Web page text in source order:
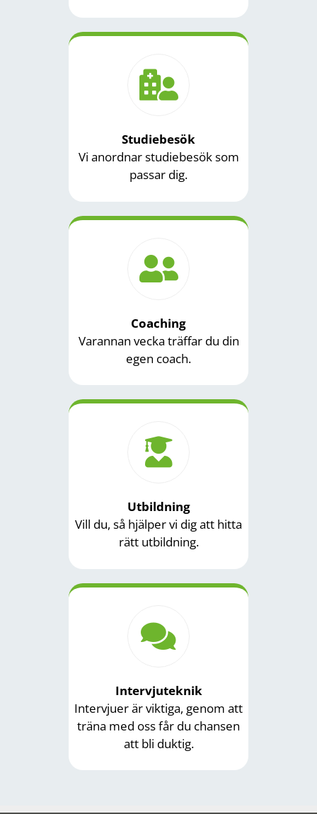
Studiebesök
Vi anordnar studiebesök som
passar dig.
Coaching
Varannan vecka träffar du din
egen coach.
Utbildning
Vill du, så hjälper vi dig att hitta
rätt utbildning.
Intervjuteknik
Intervjuer är viktiga, genom att
träna med oss får du chansen
att bli duktig.